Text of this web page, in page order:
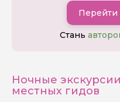
Перейти
Стань
Ночные
местных гидов